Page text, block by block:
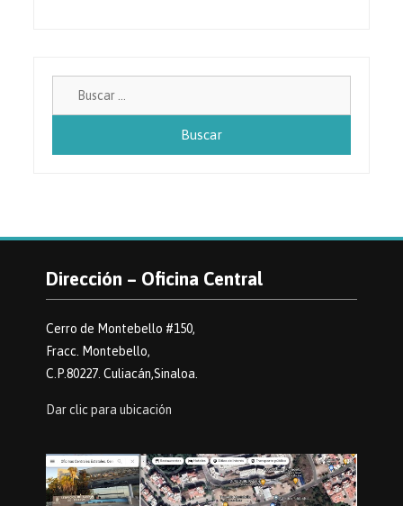
Dirección – Oficina Central
Cerro de Montebello #150,
Fracc. Montebello,
C.P.80227. Culiacán,Sinaloa.
Dar clic para ubicación